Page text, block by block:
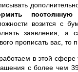
возится с
заявления, а
прописать вас, то
в этой сфере
с более чем